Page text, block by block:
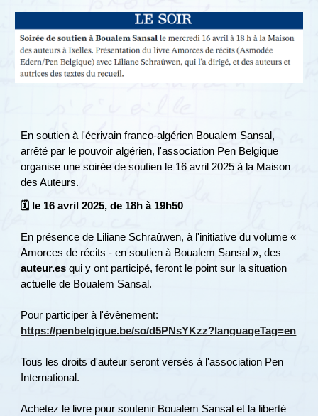
En soutien à l'écrivain franco-algérien Boualem Sansal,
arrêté par le pouvoir algérien, l'association Pen Belgique
organise une soirée de soutien le 16 avril 2025 à la Maison
des Auteurs.
🗓️ le 16 avril 2025, de 18h à 19h50
En présence de Liliane Schraûwen, à l'initiative du volume «
Amorces de récits - en soutien à Boualem Sansal », des
auteur.es qui y ont participé, feront le point sur la situation
actuelle de Boualem Sansal.
Pour participer à l'évènement:
https://penbelgique.be/so/d5PNsYKzz?languageTag=en
Tous les droits d'auteur seront versés à l'association Pen
International.
Achetez le livre pour soutenir Boualem Sansal et la liberté